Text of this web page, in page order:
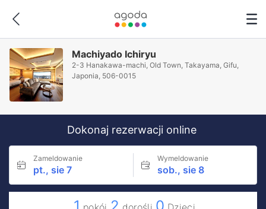
Machiyado Ichiryu
2-3 Hanakawa-machi, Old Town, Takayama, Gifu,
Japonia, 506-0015
Dokonaj rezerwacji online
Zameldowanie
pt., sie 7
Wymeldowanie
sob., sie 8